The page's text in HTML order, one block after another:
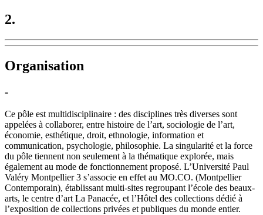
2.
Organisation
-
Ce pôle est multidisciplinaire : des disciplines très diverses sont
appelées à collaborer, entre histoire de l’art, sociologie de l’art,
économie, esthétique, droit, ethnologie, information et
communication, psychologie, philosophie. La singularité et la force
du pôle tiennent non seulement à la thématique explorée, mais
également au mode de fonctionnement proposé. L’Université Paul
Valéry Montpellier 3 s’associe en effet au MO.CO. (Montpellier
Contemporain), établissant multi-sites regroupant l’école des beaux-
arts, le centre d’art La Panacée, et l’Hôtel des collections dédié à
l’exposition de collections privées et publiques du monde entier.